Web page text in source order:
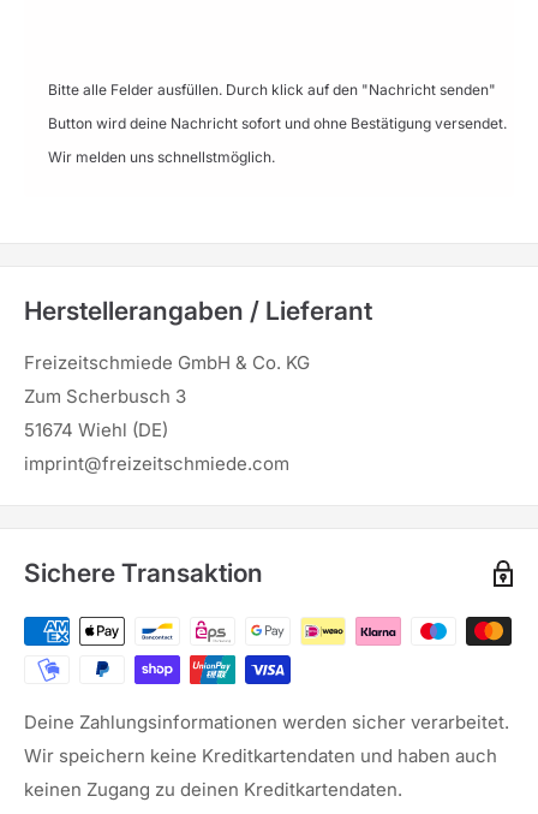
Bitte alle Felder ausfüllen. Durch klick auf den "Nachricht senden"
Button wird deine Nachricht sofort und ohne Bestätigung versendet.
Wir melden uns schnellstmöglich.
Herstellerangaben / Lieferant
Freizeitschmiede GmbH & Co. KG
Zum Scherbusch 3
51674 Wiehl (DE)
imprint@freizeitschmiede.com
Sichere Transaktion
Deine Zahlungsinformationen werden sicher verarbeitet.
Wir speichern keine Kreditkartendaten und haben auch
keinen Zugang zu deinen Kreditkartendaten.